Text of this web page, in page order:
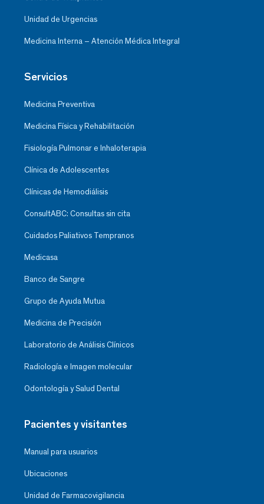
Unidad de Urgencias
Medicina Interna – Atención Médica Integral
Servicios
Medicina Preventiva
Medicina Física y Rehabilitación
Fisiología Pulmonar e Inhaloterapia
Clínica de Adolescentes
Clínicas de Hemodiálisis
ConsultABC: Consultas sin cita
Cuidados Paliativos Tempranos
Medicasa
Banco de Sangre
Grupo de Ayuda Mutua
Medicina de Precisión
Laboratorio de Análisis Clínicos
Radiología e Imagen molecular
Odontología y Salud Dental
Pacientes y visitantes
Manual para usuarios
Ubicaciones
Unidad de Farmacovigilancia